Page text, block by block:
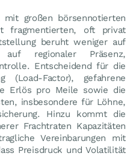
großen börsennotierten
fragmentierten, oft privat
beruht weniger auf
regionaler Präsenz,
Entscheidend für die
(Load-Factor), gefahrene
Erlös pro Meile sowie die
insbesondere für Löhne,
Hinzu kommt die
Frachtraten Kapazitäten
Vereinbarungen mit
Preisdruck und Volatilität